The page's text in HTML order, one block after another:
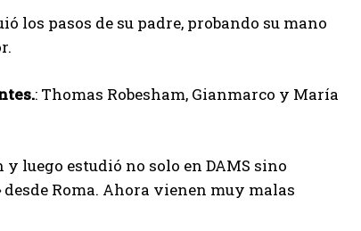
los pasos de su padre, probando su mano
: Thomas Robesham, Gianmarco y María
luego estudió no solo en DAMS sino
desde Roma. Ahora vienen muy malas